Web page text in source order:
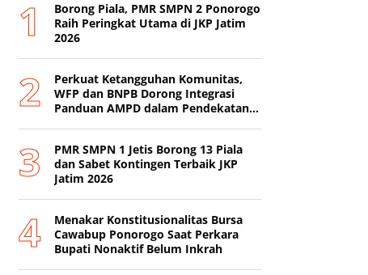
Borong Piala, PMR SMPN 2 Ponorogo
Raih Peringkat Utama di JKP Jatim
2026
Perkuat Ketangguhan Komunitas,
WFP dan BNPB Dorong Integrasi
Panduan AMPD dalam Pendekatan
PMR SMPN 1 Jetis Borong 13 Piala
dan Sabet Kontingen Terbaik JKP
Jatim 2026
Menakar Konstitusionalitas Bursa
Cawabup Ponorogo Saat Perkara
Bupati Nonaktif Belum Inkrah